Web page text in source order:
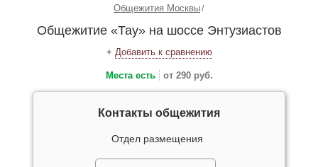
Общежития Москвы
Общежитие «Тау» на шоссе Энтузиастов
+ Добавить к сравнению
Места есть от 290 руб.
Контакты общежития
Отдел размещения